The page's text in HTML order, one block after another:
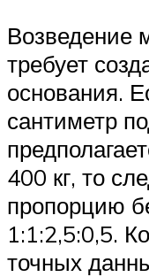
Возведение
требует
основания.
сантиметр
400 кг, то
пропорцию
1:1:2,5:0,5.
точных